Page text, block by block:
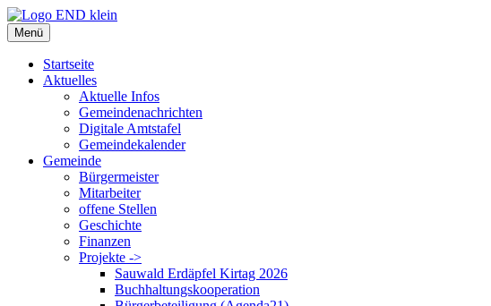
Zum
Inhalt
springen
Menü
Startseite
Aktuelles
Aktuelle Infos
Gemeindenachrichten
Digitale Amtstafel
Gemeindekalender
Gemeinde
Bürgermeister
Mitarbeiter
offene Stellen
Geschichte
Finanzen
Projekte ->
Sauwald Erdäpfel Kirtag 2026
Buchhaltungskooperation